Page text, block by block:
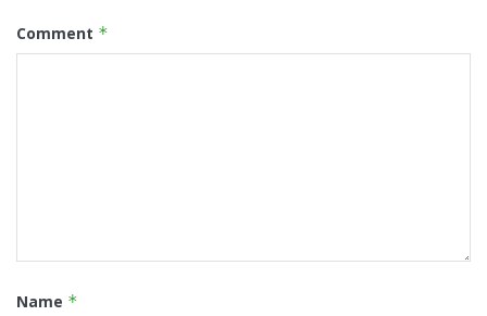
Comment *
Name *